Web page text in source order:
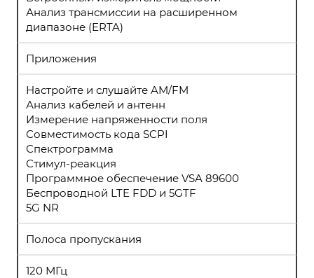
Анализ трансмиссии на расширенном
диапазоне (ERTA)
Приложения
Настройте и слушайте AM/FM
Анализ кабелей и антенн
Измерение напряженности поля
Совместимость кода SCPI
Спектрограмма
Стимул-реакция
Программное обеспечение VSA 89600
Беспроводной LTE FDD и 5GTF
5G NR
Полоса пропускания
120 МГц